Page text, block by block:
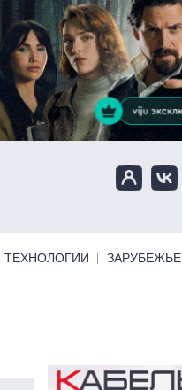
ТЕХНОЛОГИИ ЗАРУБЕЖЬЕ